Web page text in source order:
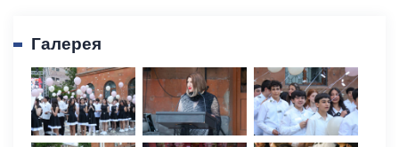
Галерея